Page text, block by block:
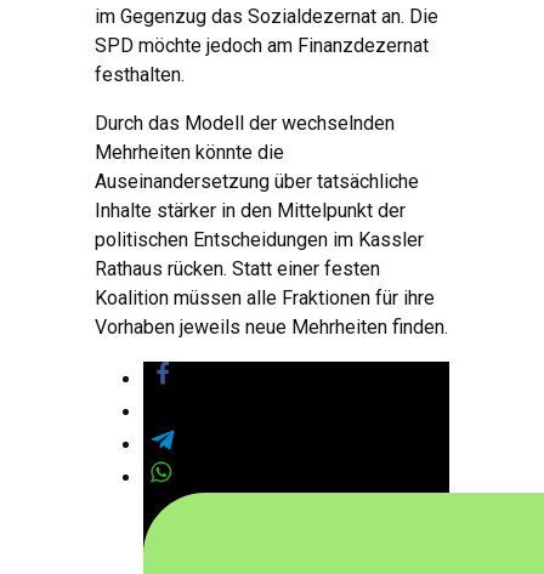
im Gegenzug das Sozialdezernat an. Die
SPD möchte jedoch am Finanzdezernat
festhalten.
Durch das Modell der wechselnden
Mehrheiten könnte die
Auseinandersetzung über tatsächliche
Inhalte stärker in den Mittelpunkt der
politischen Entscheidungen im Kassler
Rathaus rücken. Statt einer festen
Koalition müssen alle Fraktionen für ihre
Vorhaben jeweils neue Mehrheiten finden.